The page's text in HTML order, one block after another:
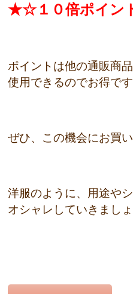
★☆１０倍ポイン
ポイントは他の通販商
使用できるのでお得で
ぜひ、この機会にお買
洋服のように、用途や
オシャレしていきまし